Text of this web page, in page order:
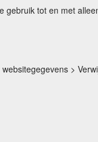
tot en met
>